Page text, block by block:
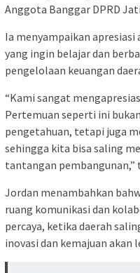
Anggota Banggar DPRD
Ia menyampaikan
yang ingin belajar dan
pengelolaan keuangan
“Kami sangat
Pertemuan seperti ini
pengetahuan, tetapi juga
sehingga kita bisa saling
tantangan pembangunan,”
Jordan menambahkan
ruang komunikasi dan
percaya, ketika daerah
inovasi dan kemajuan akan